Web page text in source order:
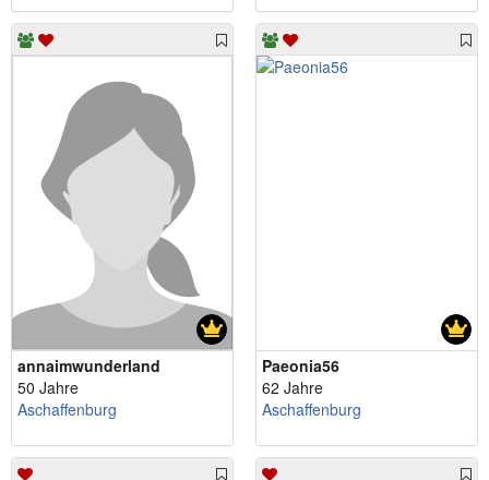
annaimwunderland
50 Jahre
Aschaffenburg
Paeonia56
62 Jahre
Aschaffenburg